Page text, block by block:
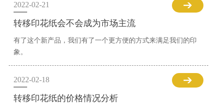
2022-02-21
转移印花纸会不会成为市场主流
有了这个新产品，我们有了一个更方便的方式来满足我们的印
象。
2022-02-18
转移印花纸的价格情况分析